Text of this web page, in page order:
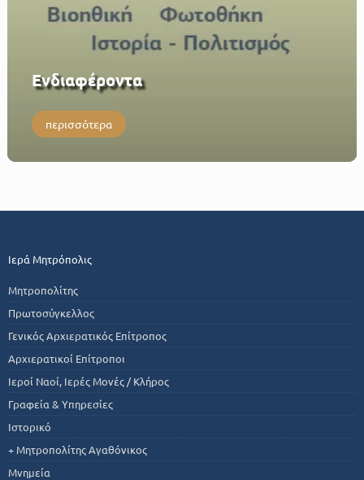
Eνδιαφέροντα
περισσότερα
Ιερά Μητρόπολις
Μητροπολίτης
Πρωτοσύγκελλος
Γενικός Αρχιερατικός Επίτροπος
Αρχιερατικοί Επίτροποι
Ιεροί Ναοί, Ιερές Μονές / Κλήρος
Γραφεία & Υπηρεσίες
Ιστορικό
+ Μητροπολίτης Αγαθόνικος
Μνημεία